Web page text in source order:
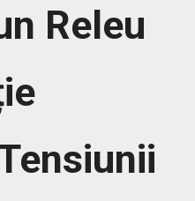
Releu